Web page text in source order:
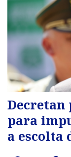
para
a escolta